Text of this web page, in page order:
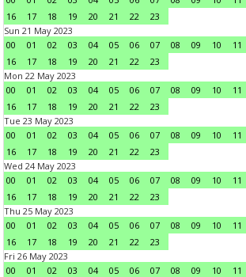
16
17 18 19 20 21 22
23
Sun 21 May 2023
00
01 02 03 04 05 06 07 08 09 10 11
16
17 18 19 20 21 22
23
Mon 22 May 2023
00
01 02 03 04 05 06 07 08 09 10 11
16
17 18 19 20 21 22
23
Tue 23 May 2023
00
01 02 03 04 05 06 07 08 09 10 11
16
17 18 19 20 21 22
23
Wed 24 May 2023
00
01 02 03 04 05 06 07 08 09 10 11
16
17 18 19 20 21 22
23
Thu 25 May 2023
00
01 02 03 04 05 06 07 08 09 10 11
16
17 18 19 20 21 22
23
Fri 26 May 2023
00
01 02 03 04 05 06 07 08 09 10 11